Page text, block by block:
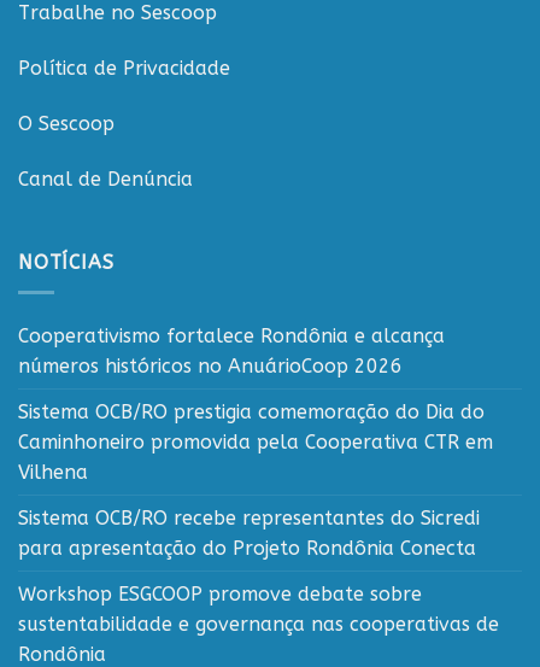
Trabalhe no Sescoop
Política de Privacidade
O Sescoop
Canal de Denúncia
NOTÍCIAS
Cooperativismo fortalece Rondônia e alcança
números históricos no AnuárioCoop 2026
Sistema OCB/RO prestigia comemoração do Dia do
Caminhoneiro promovida pela Cooperativa CTR em
Vilhena
Sistema OCB/RO recebe representantes do Sicredi
para apresentação do Projeto Rondônia Conecta
Workshop ESGCOOP promove debate sobre
sustentabilidade e governança nas cooperativas de
Rondônia